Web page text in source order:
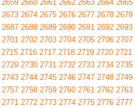
2659 2660 2661 2662 2663 2664 2665
2673 2674 2675 2676 2677 2678 2679
2687 2688 2689 2690 2691 2692 2693
2701 2702 2703 2704 2705 2706 2707
2715 2716 2717 2718 2719 2720 2721
2729 2730 2731 2732 2733 2734 2735
2743 2744 2745 2746 2747 2748 2749
2757 2758 2759 2760 2761 2762 2763
2771 2772 2773 2774 2775 2776 2777